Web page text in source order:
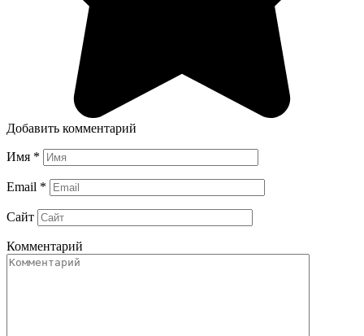
Добавить комментарий
Имя *
Email *
Сайт
Комментарий